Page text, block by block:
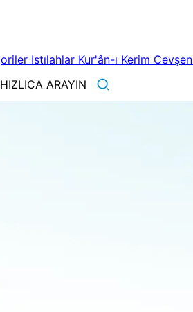
Istılahlar Kur'ân-ı Kerim Cevşen
ARAYIN